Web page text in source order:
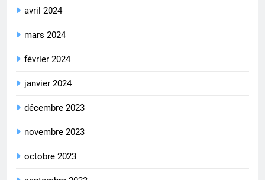
avril 2024
mars 2024
février 2024
janvier 2024
décembre 2023
novembre 2023
octobre 2023